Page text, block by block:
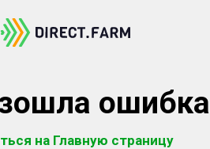
ошибка
на Главную страницу